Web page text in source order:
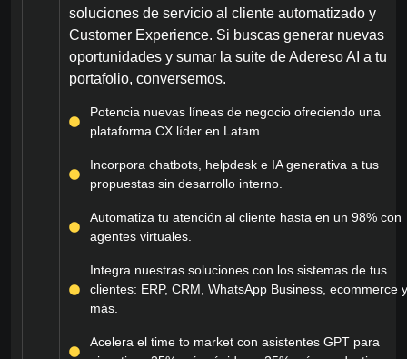
soluciones de servicio al cliente automatizado y
Customer Experience. Si buscas generar nuevas
oportunidades y sumar la suite de Adereso AI a tu
portafolio, conversemos.
Potencia nuevas líneas de negocio ofreciendo una
plataforma CX líder en Latam.
Incorpora chatbots, helpdesk e IA generativa a tus
propuestas sin desarrollo interno.
Automatiza tu atención al cliente hasta en un 98% con
agentes virtuales.
Integra nuestras soluciones con los sistemas de tus
clientes: ERP, CRM, WhatsApp Business, ecommerce y
más.
Acelera el time to market con asistentes GPT para